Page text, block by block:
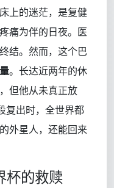
上的迷茫，是复健
痛为伴的日夜。医
结。然而，这个巴
。长达近两年的休
但他从未真正放
复出时，全世界都
外星人，还能回来
杯的救赎